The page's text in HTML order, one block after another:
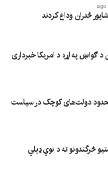
ځدران وداع کردند
ګواښ په اړه د امریکا خبرداری
دولت‌های کوچک در سیاست
څرگندونو ته د نوي ډیلي